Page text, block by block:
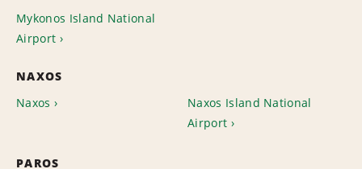
Mykonos Island National
Airport
NAXOS
Naxos
Naxos Island National
Airport
PAROS